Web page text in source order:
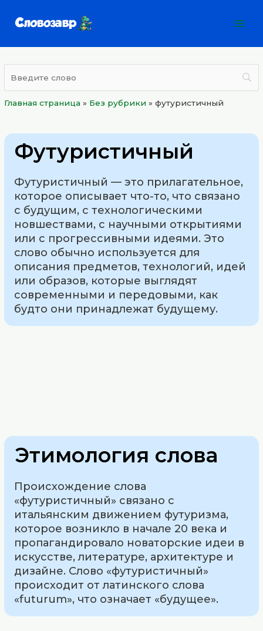
Главная страница » Без рубрики »футуристичный
Футуристичный
Футуристичный — это прилагательное,
которое описывает что-то, что связано
с будущим, с технологическими
новшествами, с научными открытиями
или с прогрессивными идеями. Это
слово обычно используется для
описания предметов, технологий, идей
или образов, которые выглядят
современными и передовыми, как
будто они принадлежат будущему.
Этимология слова
Происхождение слова
«футуристичный» связано с
итальянским движением футуризма,
которое возникло в начале 20 века и
пропагандировало новаторские идеи в
искусстве, литературе, архитектуре и
дизайне. Слово «футуристичный»
происходит от латинского слова
«futurum», что означает «будущее».